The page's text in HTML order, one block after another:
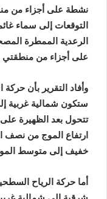
نشطة على أجزاء من
التوقعات إلى سماء
الرعدية الممطرة
على أجزاء من منطقتي
وأفاد التقرير بأن
تتحول بعد الظهيرة
ارتفاع الموج من نصف
خفيف إلى متوسط
أما حركة الرياح